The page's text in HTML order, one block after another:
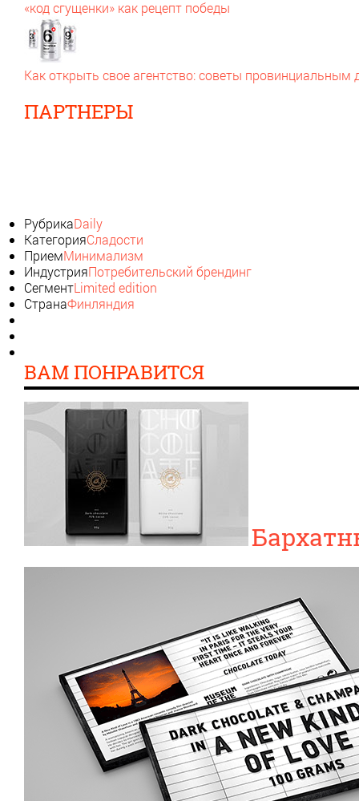
«код сгущенки» как рецепт победы
Как открыть свое агентство: советы провинциальным
ПАРТНЕРЫ
РубрикаDaily
КатегорияСладости
ПриемМинимализм
ИндустрияПотребительский брендинг
СегментLimited edition
СтранаФинляндия
ВАМ ПОНРАВИТСЯ